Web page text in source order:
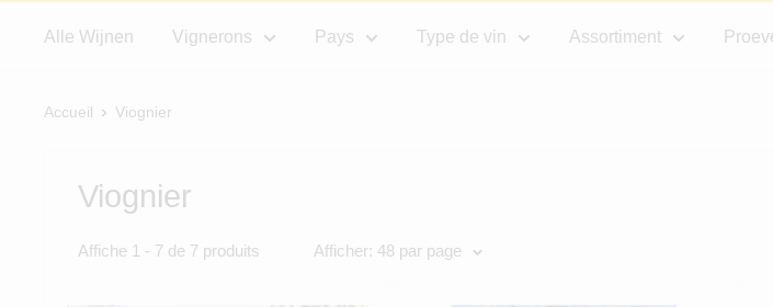
Alle Wijnen Vignerons Pays Type de vin Assortiment
Accueil Viognier
Viognier
Affiche 1 - 7 de 7 produits Afficher: 48 par page